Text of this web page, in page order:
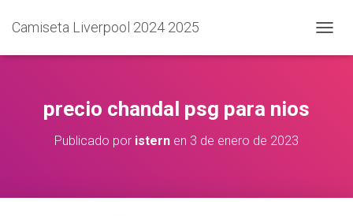
Camiseta Liverpool 2024 2025
A
precio chandal psg para nios
Publicado por istern en 3 de enero de 2023